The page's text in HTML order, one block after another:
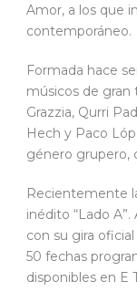
Amor, a los que
contemporáneo.
Formada hace
músicos de gran
Grazzia, Qurri
Hech y Paco
género grupero,
Recientemente
inédito “Lado
con su gira
50 fechas
disponibles en E